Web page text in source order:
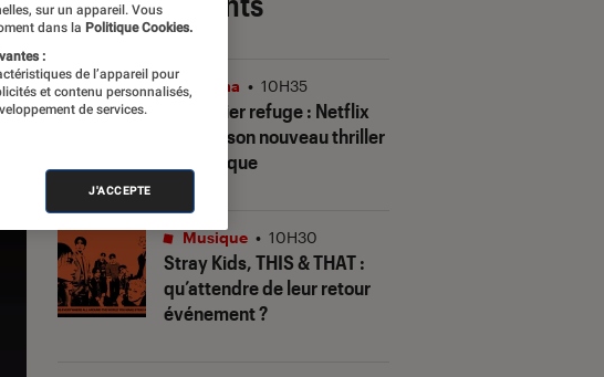
Le dernier refuge: Netflix
dévoile son nouveau thriller
fantastique
Cinéma • 10H35
Stray Kids,THIS & THAT:
qu’attendre de leur retour
événement ?
Musique • 10H30
sur un appareil. Vous
dans la Politique Cookies.
:
de l’appareil pour
et contenu personnalisés,
de services.
J'ACCEPTE